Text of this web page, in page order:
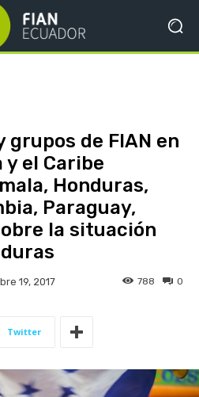
grupos de FIAN en
el Caribe
Honduras,
Paraguay,
la situación
19, 2017 0
788
Twitter